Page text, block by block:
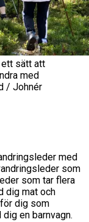
ett sätt att
med
/ Johnér
med
som
som tar flera
dig mat och
dig som
en barnvagn.